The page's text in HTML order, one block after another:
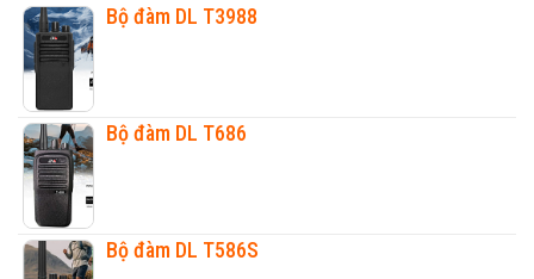
Bộ đàm DL T3988
Bộ đàm DL T686
Bộ đàm DL T586S